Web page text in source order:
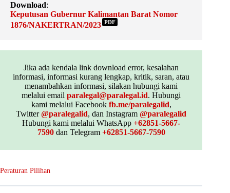
Download:
Keputusan Gubernur Kalimantan Barat Nomor
1876/NAKERTRAN/2023 PDF
Jika ada kendala link download error, kesalahan
informasi, informasi kurang lengkap, kritik, saran, atau
menambahkan informasi, silakan hubungi kami
melalui emailparalegal@paralegal.id. Hubungi
kami melalui Facebook fb.me/paralegalid,
Twitter@paralegalid, dan Instagram@paralegalid
Hubungi kami melalui WhatsApp+62851-5667-
7590dan Telegram +62851-5667-7590
Peraturan Pilihan